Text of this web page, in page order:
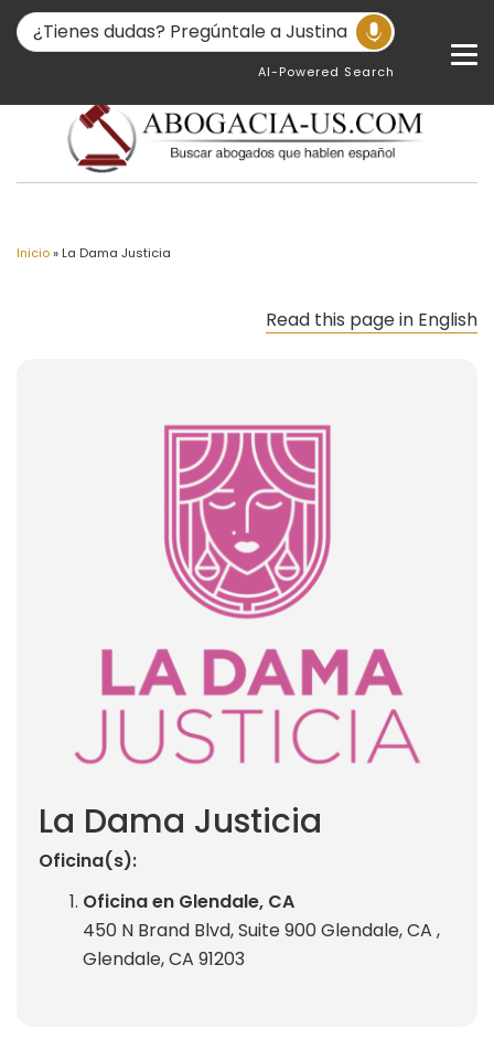
AI-Powered Search
Inicio» La Dama Justicia
Read this page in English
La Dama Justicia
Oficina(s):
Oficina en Glendale, CA
450 N Brand Blvd, Suite 900 Glendale, CA ,
Glendale, CA 91203